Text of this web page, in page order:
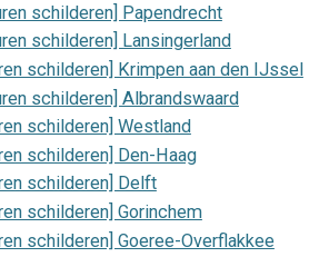
schilderen] Papendrecht
schilderen] Lansingerland
schilderen] Krimpen aan den IJssel
schilderen] Albrandswaard
schilderen] Westland
schilderen] Den-Haag
schilderen] Delft
schilderen] Gorinchem
schilderen] Goeree-Overflakkee